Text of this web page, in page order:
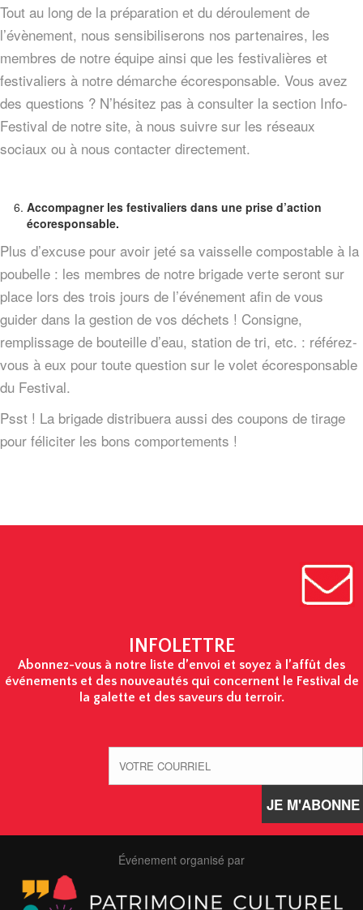
Tout au long de la préparation et du déroulement de
l’évènement, nous sensibiliserons nos partenaires, les
membres de notre équipe ainsi que les festivalières et
festivaliers à notre démarche écoresponsable. Vous avez
des questions ? N’hésitez pas à consulter la section Info-
Festival de notre site, à nous suivre sur les réseaux
sociaux ou à nous contacter directement.
Accompagner les festivaliers dans une prise d’action
écoresponsable.
Plus d’excuse pour avoir jeté sa vaisselle compostable à la
poubelle : les membres de notre brigade verte seront sur
place lors des trois jours de l’événement afin de vous
guider dans la gestion de vos déchets ! Consigne,
remplissage de bouteille d’eau, station de tri, etc. : référez-
vous à eux pour toute question sur le volet écoresponsable
du Festival.
Psst ! La brigade distribuera aussi des coupons de tirage
pour féliciter les bons comportements !
INFOLETTRE
Abonnez-vous à notre liste d’envoi et soyez à l’affût des
événements et des nouveautés qui concernent le Festival de
la galette et des saveurs du terroir.
Événement organisé par